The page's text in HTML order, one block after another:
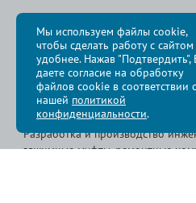
8 800 700-83-36
Звоните бесплатно с 08:00 до 17:00 по
политика конфиденциальности
© Группа компаний «
Разработка и производство
зажимные муфты, ремонтные
Мы используем файлы cookie,
чтобы сделать работу с сайтом
удобнее. Нажав "Подтвердить",
даете согласие на обработку
файлов cookie в соответствии с
нашей политикой
конфиденциальности.